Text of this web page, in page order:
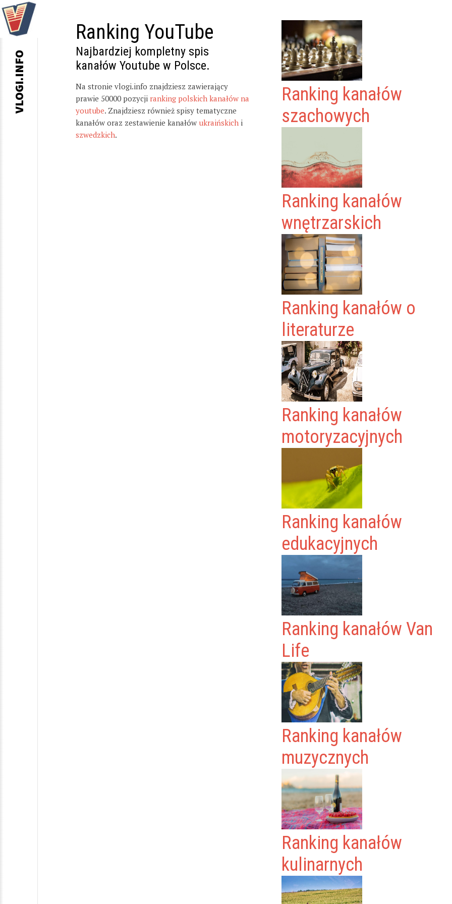
Ranking YouTube
Najbardziej kompletny spis
kanałów Youtube w Polsce.
Na stronie vlogi.info znajdziesz zawierający
prawie 50000 pozycji ranking polskich kanałów na
youtube. Znajdziesz również spisy tematyczne
kanałów oraz zestawienie kanałów ukraińskich i
szwedzkich.
Ranking kanałów
szachowych
Ranking kanałów
wnętrzarskich
Ranking kanałów o
literaturze
Ranking kanałów
motoryzacyjnych
Ranking kanałów
edukacyjnych
Ranking kanałów Van
Life
Ranking kanałów
muzycznych
Ranking kanałów
kulinarnych
VLOGI.INFO